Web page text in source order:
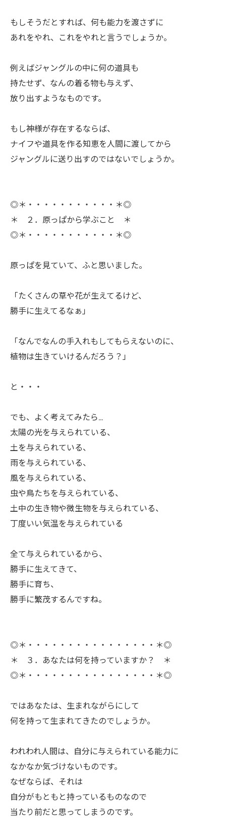
ㅤもしそうだとすれば、何も能力を渡さずに
あれをやれ、これをやれと言うでしょうか。
ㅤ例えばジャングルの中に何の道具も
持たせず、なんの着る物も与えず、
放り出すようなものです。
ㅤもし神様が存在するならば、
ナイフや道具を作る知恵を人間に渡してから
ジャングルに送り出すのではないでしょうか。
◎＊・・・・・・・・・・・＊◎
＊ ２．原っぱから学ぶこと ＊
◎＊・・・・・・・・・・・＊◎
ㅤ原っぱを見ていて、ふと思いました。
ㅤ「たくさんの草や花が生えてるけど、
ㅤ勝手に生えてるなぁ」
ㅤ「なんでなんの手入れもしてもらえないのに、
ㅤ植物は生きていけるんだろう？」
ㅤと・・・
ㅤでも、よく考えてみたら…
太陽の光を与えられている、
土を与えられている、
雨を与えられている、
風を与えられている、
虫や鳥たちを与えられている、
土中の生き物や微生物を与えられている、
丁度いい気温を与えられている
ㅤ全て与えられているから、
勝手に生えてきて、
勝手に育ち、
勝手に繁茂するんですね。
◎＊・・・・・・・・・・・・・・・・＊◎
＊ ３．あなたは何を持っていますか？ ＊
◎＊・・・・・・・・・・・・・・・・＊◎
ㅤではあなたは、生まれながらにして
何を持って生まれてきたのでしょうか。
ㅤわれわれ人間は、自分に与えられている能力に
なかなか気づけないものです。
なぜならば、それは
自分がもともと持っているものなので
当たり前だと思ってしまうのです。